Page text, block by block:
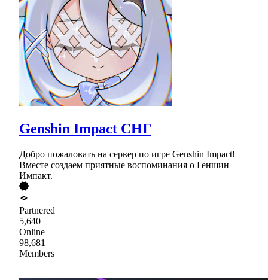
Genshin Impact СНГ
Добро пожаловать на сервер по игре Genshin Impact!
Вместе создаем приятные воспоминания о Геншин
Импакт.
Partnered
5,640
Online
98,681
Members